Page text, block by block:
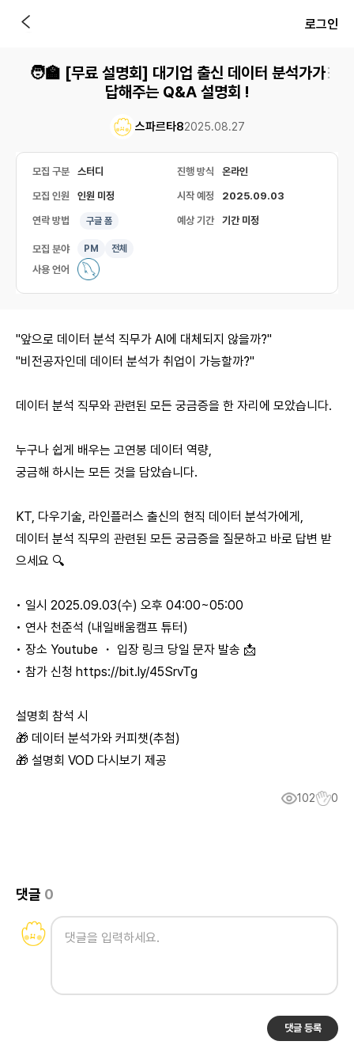
로그인
🧑‍🏫 [무료 설명회] 대기업 출신 데이터 분석가가
답해주는 Q&A 설명회 !
스파르타82025.08.27
모집 구분 스터디 진행 방식 온라인
모집 인원 인원 미정 시작 예정 2025.09.03
연락 방법 구글 폼 예상 기간 기간 미정
모집 분야 PM 전체
사용 언어
"앞으로 데이터 분석 직무가 AI에 대체되지 않을까?"
"비전공자인데 데이터 분석가 취업이 가능할까?"
데이터 분석 직무와 관련된 모든 궁금증을 한 자리에 모았습니다.
누구나 쉽게 배우는 고연봉 데이터 역량,
궁금해 하시는 모든 것을 담았습니다.
KT, 다우기술, 라인플러스 출신의 현직 데이터 분석가에게,
데이터 분석 직무의 관련된 모든 궁금증을 질문하고 바로 답변 받
으세요 🔍
• 일시 2025.09.03(수) 오후 04:00~05:00
• 연사 천준석 (내일배움캠프 튜터)
• 장소 Youtube ・ 입장 링크 당일 문자 발송 📩
• 참가 신청 https://bit.ly/45SrvTg
설명회 참석 시
🎁 데이터 분석가와 커피챗(추첨)
🎁 설명회 VOD 다시보기 제공
102 0
댓글 0
댓글 등록